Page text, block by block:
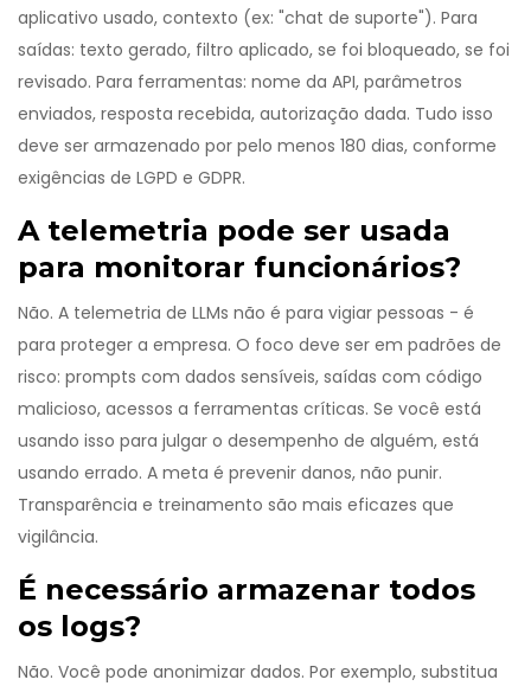
aplicativo usado, contexto (ex: "chat de suporte"). Para
saídas: texto gerado, filtro aplicado, se foi bloqueado, se foi
revisado. Para ferramentas: nome da API, parâmetros
enviados, resposta recebida, autorização dada. Tudo isso
deve ser armazenado por pelo menos 180 dias, conforme
exigências de LGPD e GDPR.
A telemetria pode ser usada
para monitorar funcionários?
Não. A telemetria de LLMs não é para vigiar pessoas - é
para proteger a empresa. O foco deve ser em padrões de
risco: prompts com dados sensíveis, saídas com código
malicioso, acessos a ferramentas críticas. Se você está
usando isso para julgar o desempenho de alguém, está
usando errado. A meta é prevenir danos, não punir.
Transparência e treinamento são mais eficazes que
vigilância.
É necessário armazenar todos
os logs?
Não. Você pode anonimizar dados. Por exemplo, substitua